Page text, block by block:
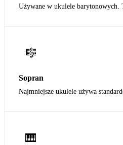
Używane w ukulele barytonowych.
🎼
Sopran
Najmniejsze ukulele używa
🎹